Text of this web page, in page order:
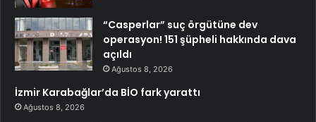
“Casperlar” suç örgütüne dev
operasyon! 151 şüpheli hakkında dava
açıldı
Ağustos 8, 2026
İzmir Karabağlar’da BİO fark yarattı
Ağustos 8, 2026